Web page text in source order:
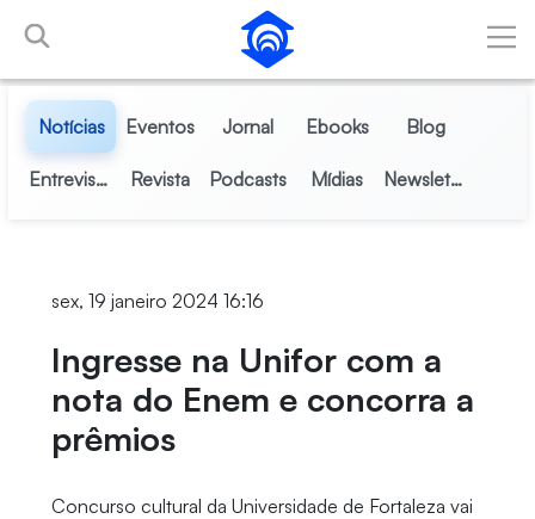
Pular para o Conteúdo principal
Notícias Eventos Jornal Ebooks Blog
Entrevistas Revista Podcasts Mídias Newsletter
sex, 19 janeiro 2024 16:16
Ingresse na Unifor com a
nota do Enem e concorra a
prêmios
Concurso cultural da Universidade de Fortaleza vai